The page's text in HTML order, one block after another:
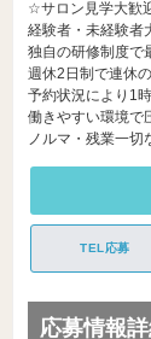
☆サロン見学大歓
経験者・未経験者
独自の研修制度で
週休2日制で連休
予約状況により1
働きやすい環境で
ノルマ・残業一切
TEL応募
応募情報詳